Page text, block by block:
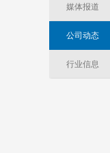
媒体报道
公司动态
行业信息